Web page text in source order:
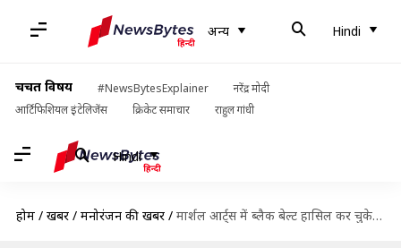
अन्य Hindi
चर्चित विषय #NewsBytesExplainer
नरेंद्र मोदी
आर्टिफिशियल इंटेलिजेंस
क्रिकेट समाचार राहुल गांधी
Hindi
होम / खबरें / मनोरंजन की खबरें / मार्शल आर्ट्स में ब्लैक बेल्ट हासिल कर चुके हैं ये बॉलीवुड सितारे